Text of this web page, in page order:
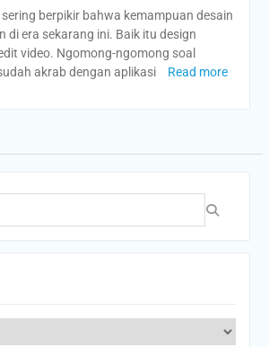
berpikir bahwa kemampuan desain
di era sekarang ini. Baik itu design
video. Ngomong-ngomong soal
akrab dengan aplikasi
Read more